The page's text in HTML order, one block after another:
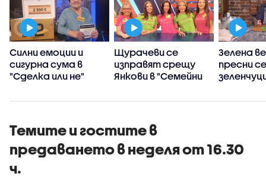
Силни емоции и
сигурна сума в
"Сделка или не"
Щурачеви се
изправят срещу
Янкови в "Семейни
Зелена
пресни
Темите и гостите в
предаването в неделя от 16.30
ч.